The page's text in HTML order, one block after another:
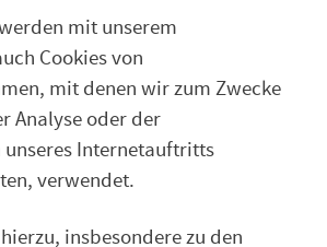
mit unserem
Cookies von
mit denen wir zum Zwecke
Analyse oder der
unseres Internetauftritts
verwendet.
insbesondere zu den